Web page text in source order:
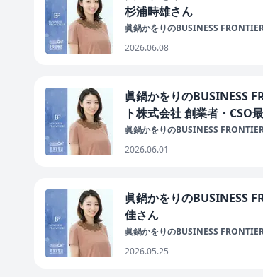
杉浦時雄さん
眞鍋かをりのBUSINESS
2026.06.08
眞鍋かをりのBUSINESS
ト株式会社 創業者・
眞鍋かをりのBUSINESS
2026.06.01
眞鍋かをりのBUSINESS
佳さん
眞鍋かをりのBUSINESS
2026.05.25